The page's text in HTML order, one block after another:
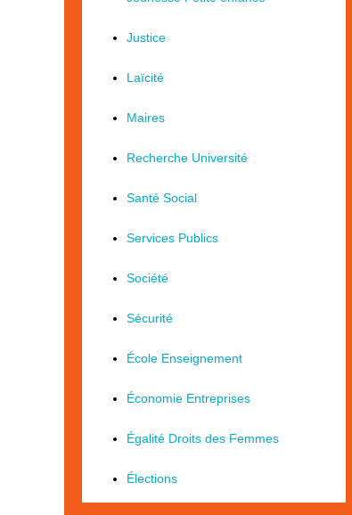
Justice
Laïcité
Maires
Recherche Université
Santé Social
Services Publics
Société
Sécurité
École Enseignement
Économie Entreprises
Égalité Droits des Femmes
Élections